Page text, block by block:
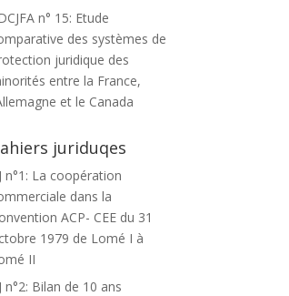
n° 15: Etude
des systèmes de
juridique des
entre la France,
et le Canada
juriduqes
n°1: La coopération
dans la
ACP- CEE du 31
1979 de Lomé I à
II
n°2: Bilan de 10 ans